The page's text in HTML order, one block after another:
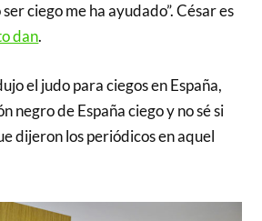
ciego me ha ayudado”. César es
dan.
el judo para ciegos en España,
negro de España ciego y no sé si
dijeron los periódicos en aquel